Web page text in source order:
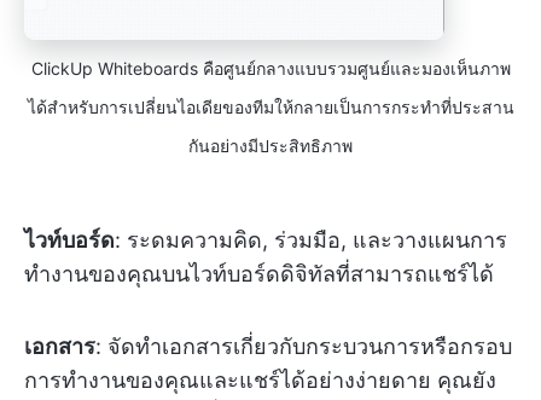
ClickUp Whiteboards คือศูนย์กลางแบบรวมศูนย์และมองเห็นภาพ
ได้สำหรับการเปลี่ยนไอเดียของทีมให้กลายเป็นการกระทำที่ประสาน
กันอย่างมีประสิทธิภาพ
ไวท์บอร์ด: ระดมความคิด, ร่วมมือ, และวางแผนการ
ทำงานของคุณบนไวท์บอร์ดดิจิทัลที่สามารถแชร์ได้
เอกสาร: จัดทำเอกสารเกี่ยวกับกระบวนการหรือกรอบ
การทำงานของคุณและแชร์ได้อย่างง่ายดาย คุณยัง